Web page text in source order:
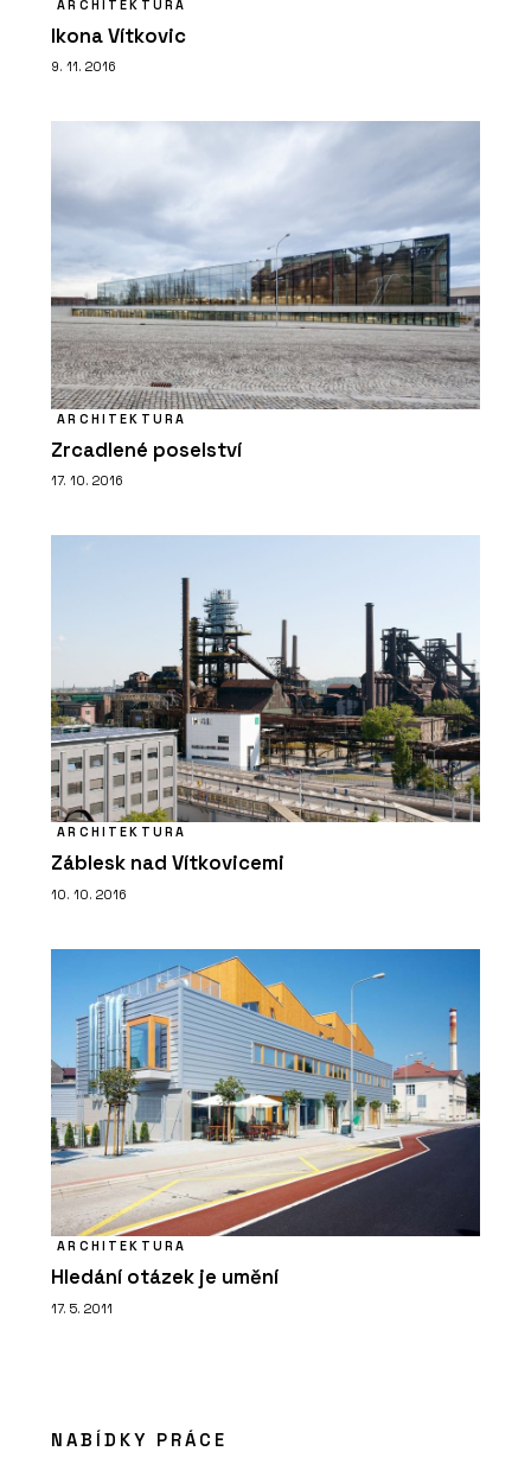
ARCHITEKTURA
Ikona Vítkovic
9. 11. 2016
ARCHITEKTURA
Zrcadlené poselství
17. 10. 2016
ARCHITEKTURA
Záblesk nad Vítkovicemi
10. 10. 2016
ARCHITEKTURA
Hledání otázek je umění
17. 5. 2011
NABÍDKY PRÁCE